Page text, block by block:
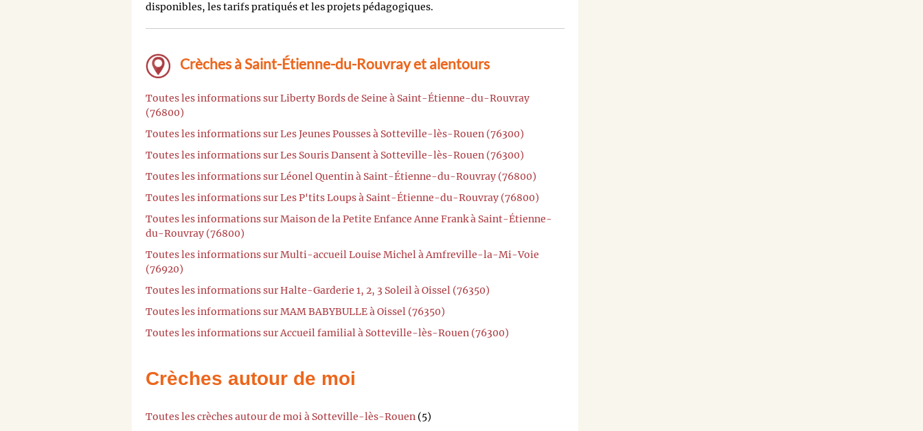
disponibles, les tarifs pratiqués et les projets pédagogiques.
Crèches à Saint-Étienne-du-Rouvray et alentours
Toutes les informations sur Liberty Bords de Seine à Saint-Étienne-du-Rouvray
(76800)
Toutes les informations sur Les Jeunes Pousses à Sotteville-lès-Rouen (76300)
Toutes les informations sur Les Souris Dansent à Sotteville-lès-Rouen (76300)
Toutes les informations sur Léonel Quentin à Saint-Étienne-du-Rouvray (76800)
Toutes les informations sur Les P'tits Loups à Saint-Étienne-du-Rouvray (76800)
Toutes les informations sur Maison de la Petite Enfance Anne Frank à Saint-Étienne-
du-Rouvray (76800)
Toutes les informations sur Multi-accueil Louise Michel à Amfreville-la-Mi-Voie
(76920)
Toutes les informations sur Halte-Garderie 1, 2, 3 Soleil à Oissel (76350)
Toutes les informations sur MAM BABYBULLE à Oissel (76350)
Toutes les informations sur Accueil familial à Sotteville-lès-Rouen (76300)
Crèches autour de moi
Toutes les crèches autour de moi à Sotteville-lès-Rouen (5)